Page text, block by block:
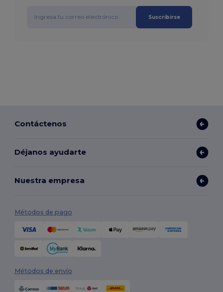
Suscribirse
Contáctenos
Déjanos ayudarte
Nuestra empresa
Métodos de pago
Métodos de envío